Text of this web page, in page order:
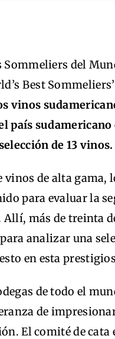
Sommeliers del
Best
vinos
país
de 13 vinos.
vinos de alta gama,
para evaluar la
Allí, más de treinta
analizar una
en esta
de todo el
de
El comité de